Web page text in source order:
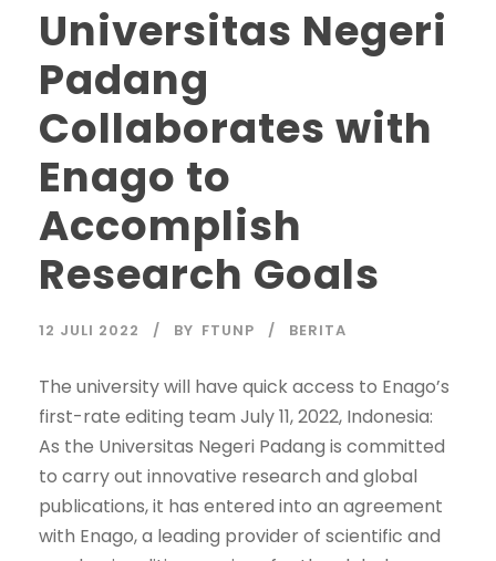
Universitas Negeri
Padang
Collaborates with
Enago to
Accomplish
Research Goals
12 JULI 2022 BY FTUNP BERITA
The university will have quick access to Enago’s
first-rate editing team July 11, 2022, Indonesia:
As the Universitas Negeri Padang is committed
to carry out innovative research and global
publications, it has entered into an agreement
with Enago, a leading provider of scientific and